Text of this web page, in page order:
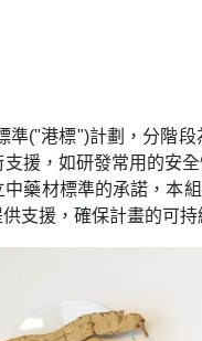
準("港標")計劃，分階
援，如研發常用的安
藥材標準的承諾，本
支援，確保計畫的可持